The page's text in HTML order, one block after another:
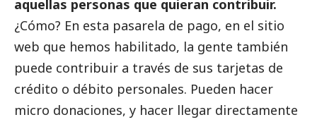
aquellas personas que quieran contribuir.
¿Cómo? En esta pasarela de pago, en el sitio
web que hemos habilitado, la gente también
puede contribuir a través de sus tarjetas de
crédito o débito personales. Pueden hacer
micro donaciones, y hacer llegar directamente